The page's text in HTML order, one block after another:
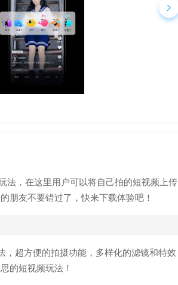
法，在这里用户可以将自己拍的短视频上传
朋友不要错过了，快来下载体验吧！
，超方便的拍摄功能，多样化的滤镜和特效
的短视频玩法！